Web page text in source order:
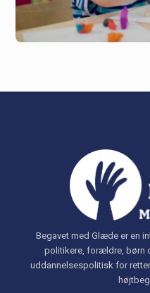
Begavet med Glæde er en
politikere, forældre, børn
uddannelsespolitisk for